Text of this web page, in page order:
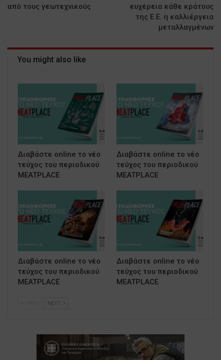
από τους γεωτεχνικούς
ευχέρεια κάθε κράτους
της Ε.Ε. η καλλιέργεια
μεταλλαγμένων
You might also like
Διαβάστε online το νέο
τεύχος του περιοδικού
MEATPLACE
Διαβάστε online το νέο
τεύχος του περιοδικού
MEATPLACE
Διαβάστε online το νέο
τεύχος του περιοδικού
MEATPLACE
Διαβάστε online το νέο
τεύχος του περιοδικού
MEATPLACE
NEXT